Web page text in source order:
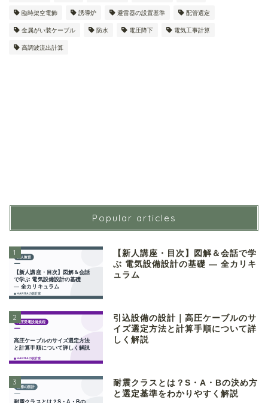
臨時架空電飾 誘導炉 避雷器の設置基準 配管選定
金属がい装ケーブル 防水 電圧降下 電気工事計算
高調波流出計算
Popular articles
1
【新人講座・目次】図解＆会話で学
ぶ 電気設備設計の基礎 ― 全カリキ
ュラム
2
引込設備の設計｜高圧ケーブルのサ
イズ選定方法と計算手順について詳
しく解説
3
耐震クラスとは？S・A・Bの決め方
と選定基準をわかりやすく解説